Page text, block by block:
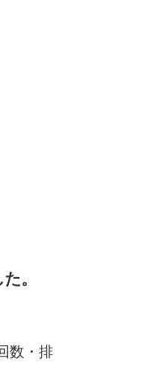
。
数・排